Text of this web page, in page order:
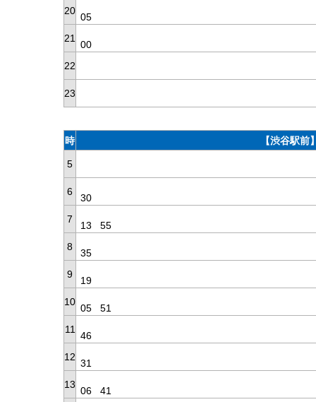
20
05
21
00
22
23
時 【渋谷駅
5
6
30
7
13
55
8
35
9
19
10
05
51
11
46
12
31
13
06
41